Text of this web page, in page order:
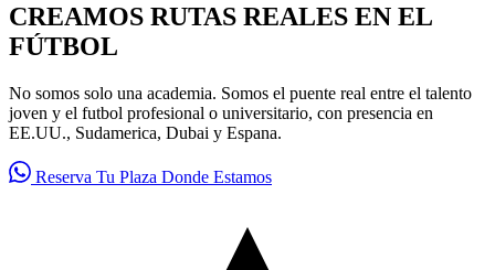
CREAMOS RUTAS REALES EN EL
FÚTBOL
No somos solo una academia. Somos el puente real entre el talento
joven y el futbol profesional o universitario, con presencia en
EE.UU., Sudamerica, Dubai y Espana.
Reserva Tu Plaza Donde Estamos